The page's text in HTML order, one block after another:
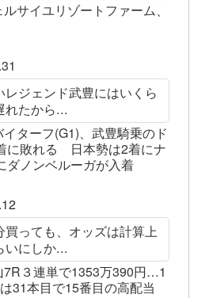
ルサイユリゾートファーム、
レジェンド武豊にはいくら
れたから...
イターフ(G1)、武豊騎乗のド
に敗れる 日本勢は2着にナ
ダノンベルーガが入着
買っても、オッズは計算上
いにしか...
7R３連単で1353万390円…1
31本目で15番目の高配当